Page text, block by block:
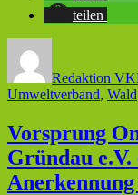
teilen
Redaktion
Umweltverband, Wald
Vorsprung
Gründau